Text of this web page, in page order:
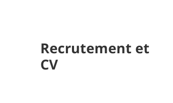
Recrutement et
CV